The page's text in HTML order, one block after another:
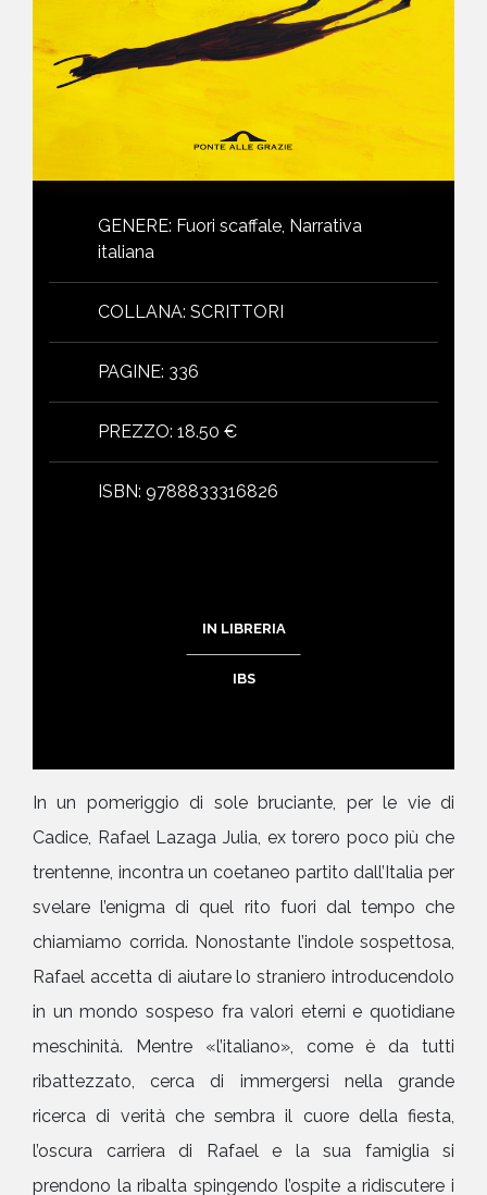
GENERE: Fuori scaffale, Narrativa
italiana
COLLANA: SCRITTORI
PAGINE: 336
PREZZO: 18.50 €
ISBN: 9788833316826
IN LIBRERIA
IBS
In un pomeriggio di sole bruciante, per le vie di
Cadice, Rafael Lazaga Julia, ex torero poco più che
trentenne, incontra un coetaneo partito dall’Italia per
svelare l’enigma di quel rito fuori dal tempo che
chiamiamo corrida. Nonostante l’indole sospettosa,
Rafael accetta di aiutare lo straniero introducendolo
in un mondo sospeso fra valori eterni e quotidiane
meschinità. Mentre «l’italiano», come è da tutti
ribattezzato, cerca di immergersi nella grande
ricerca di verità che sembra il cuore della fiesta,
l’oscura carriera di Rafael e la sua famiglia si
prendono la ribalta spingendo l’ospite a ridiscutere i